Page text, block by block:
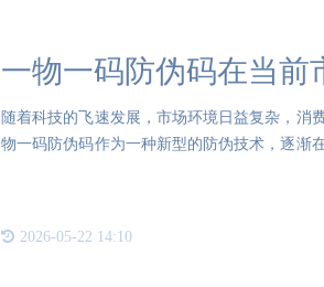
一物一码防伪码在当前
随着科技的飞速发展，市场环境日益复杂，消
物一码防伪码作为一种新型的防伪技术，逐渐
2026-05-22 14:10